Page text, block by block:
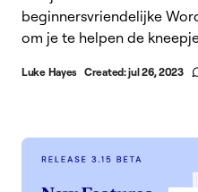
beginnersvriendelijke
om je te helpen de
Luke Hayes Created:jul 26, 2023